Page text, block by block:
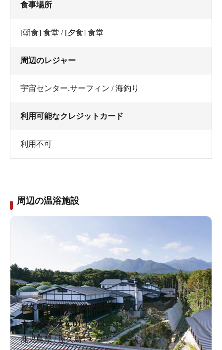
食事場所
[朝食] 食堂 / [夕食] 食堂
周辺のレジャー
宇宙センター.サーフィン / 海釣り
利用可能なクレジットカード
利用不可
周辺の温浴施設
屋久島 天然温泉 縄文の宿 まんてん
★★★★★4.01件の口コミ
鹿児島県 / 屋久島 /